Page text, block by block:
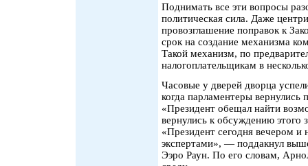
Поднимать все эти вопросы
политическая сила. Даже
провозглашение поправок к
срок на создание механизма
Такой механизм, по
налогоплательщикам в
Часовые у дверей дворца
когда парламентеры
«Президент обещал найти
вернулись к обсуждению
«Президент сегодня вечером и
экспертами», — поддакнул
Ээро Раун. По его словам,